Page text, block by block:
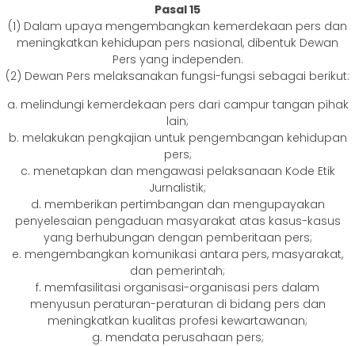
Pasal 15
(1) Dalam upaya mengembangkan kemerdekaan pers dan
meningkatkan kehidupan pers nasional, dibentuk Dewan
Pers yang independen.
(2) Dewan Pers melaksanakan fungsi-fungsi sebagai berikut:
a. melindungi kemerdekaan pers dari campur tangan pihak
lain;
b. melakukan pengkajian untuk pengembangan kehidupan
pers;
c. menetapkan dan mengawasi pelaksanaan Kode Etik
Jurnalistik;
d. memberikan pertimbangan dan mengupayakan
penyelesaian pengaduan masyarakat atas kasus-kasus
yang berhubungan dengan pemberitaan pers;
e. mengembangkan komunikasi antara pers, masyarakat,
dan pemerintah;
f. memfasilitasi organisasi-organisasi pers dalam
menyusun peraturan-peraturan di bidang pers dan
meningkatkan kualitas profesi kewartawanan;
g. mendata perusahaan pers;